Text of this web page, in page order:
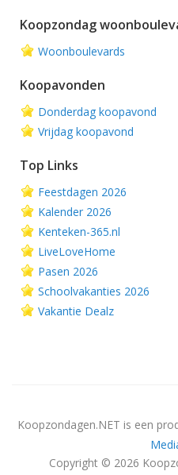
Koopzondag
Woonboulevards
Koopavonden
Donderdag koopavond
Vrijdag koopavond
Top Links
Feestdagen 2026
Kalender 2026
Kenteken-365.nl
LiveLoveHome
Pasen 2026
Schoolvakanties 2026
Vakantie Dealz
Koopzondagen.NET is een
Copyright © 2026